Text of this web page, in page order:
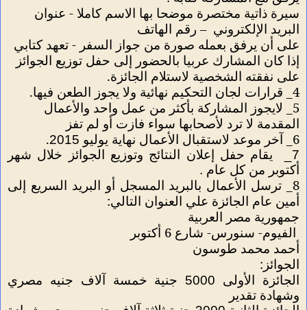
سيرة ذاتية مختصرة موضحا بها الاسم كاملا - عنوان
البريد الإلكتروني – رقم الهاتف
على أن يرفق بعمله صورة من جواز السفر - تعهد كتابي
إذا كان المشارك عربيا بالحضور إلى حفل توزيع الجوائز
على نفقته الشخصية لاستلام الجائزة.
4_ قرارات لجان التحكيم نهائية
ولا يجوز الطعن فيها.
5_ لايجوز المشاركة بأكثر من عمل واحد والأعمال
المقدمة لا ترد لأصحابها سواء فازت أو لم تفز
6_
آخر موعد لاستقبال الأعمال نهاية يوليو 2015 .
7_
يقام حفل إعلان النتائج وتوزيع الجوائز خلال شهر
أكتوبر من كل عام .
8_ ترسل الأعمال بالبريد المسجل أو البريد السريع إلى
أمين عام الجائزة علي العنوان التالي:
جمهورية مصر العربية
الفيوم- سنورس- شارع 6 أكتوبر
أحمد محمد طوسون
الجوائز:
الجائزة الأولى 5000 جنية خمسة آلاف جنيه مصري
وشهادة تقدير